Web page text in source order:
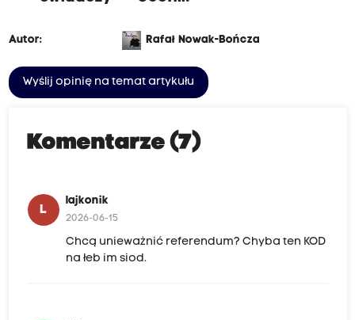
Autor: Rafał Nowak-Bończa
Wyślij opinię na temat artykułu
Komentarze (7)
L
lajkonik
2026-06-15
Chcą unieważnić referendum? Chyba ten KOD
na łeb im siod.